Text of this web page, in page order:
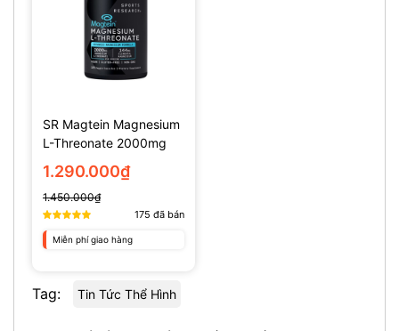
SR Magtein Magnesium
L-Threonate 2000mg
(135 Viên)
1.290.000₫
1.450.000₫
175 đã bán
Miễn phí giao hàng
Tag: Tin Tức Thể Hình